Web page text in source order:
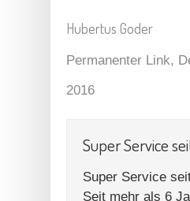
Hubertus Goder
Permanenter Link,
2016
Super Service
Super Service
Seit mehr als 6